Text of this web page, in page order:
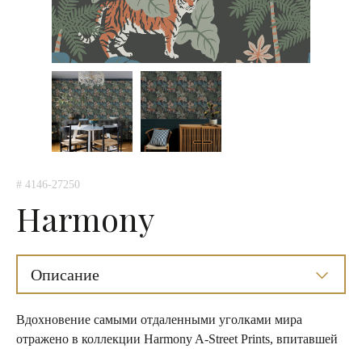
# 4146-27250
Harmony
Описание
Вдохновение самыми отдаленными уголками мира
отражено в коллекции Harmony A-Street Prints, впитавшей